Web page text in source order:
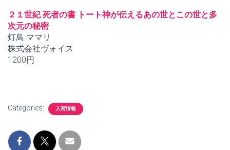
２１世紀 死者の書 トート神が伝えるあの世とこの世と多
次元の秘密
灯鳥 ママリ
株式会社ヴォイス
1200円
Categories: 入荷情報